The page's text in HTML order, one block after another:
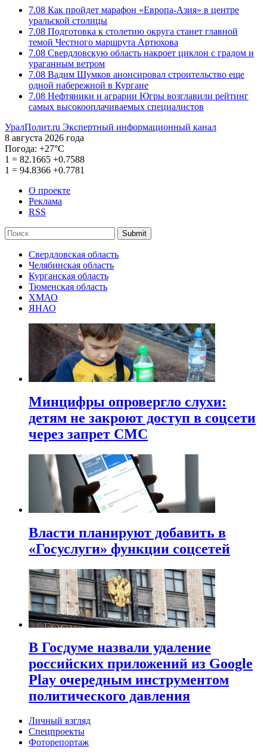
7.08 Как пройдет марафон «Европа-Азия» в центре
уральской столицы
7.08 Подготовка к столетию округа станет главной
темой Честного маршрута Артюхова
7.08 Свердловскую область накроет циклон с градом и
ураганным ветром
7.08 Вадим Шумков анонсировал строительство еще
одной набережной в Кургане
7.08 Нефтяники и аграрии Югры возглавили рейтинг
самых высокооплачиваемых специалистов
УралПолит.ru Экспертный информационный канал
8 августа 2026 года
Погода: +27°С
1 = 82.1665 +0.7588
1 = 94.8366 +0.7781
О проекте
Реклама
RSS
Submit
Свердловская область
Челябинская область
Курганская область
Тюменская область
ХМАО
ЯНАО
Минцифры опровергло слухи:
детям не закроют доступ в соцсети
через запрет СМС
Власти планируют добавить в
«Госуслуги» функции соцсетей
В Госдуме назвали удаление
российских приложений из Google
Play очередным инструментом
политического давления
Личный взгляд
Спецпроекты
Фоторепортаж